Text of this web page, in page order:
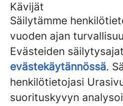
Kävijät
Säilytämme
vuoden ajan
Evästeiden
evästekäytännössä.
henkilötietojasi
suorituskyvyn